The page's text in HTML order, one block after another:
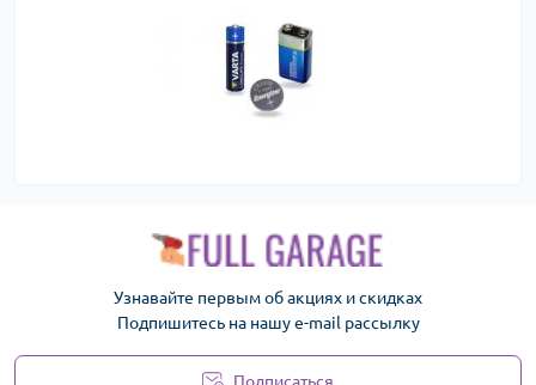
Узнавайте первым об акциях и скидках
Подпишитесь на нашу e-mail рассылку